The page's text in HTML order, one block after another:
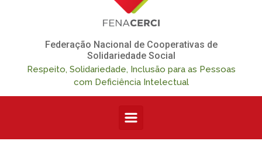
Federação Nacional de Cooperativas de
Solidariedade Social
Respeito, Solidariedade, Inclusão para as Pessoas
com Deficiência Intelectual